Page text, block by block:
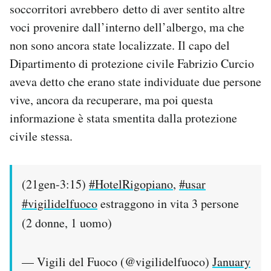
soccorritori avrebbero detto di aver sentito altre
voci provenire dall’interno dell’albergo, ma che
non sono ancora state localizzate. Il capo del
Dipartimento di protezione civile Fabrizio Curcio
aveva detto che erano state individuate due persone
vive, ancora da recuperare, ma poi questa
informazione è stata smentita dalla protezione
civile stessa.
(21gen-3:15) #HotelRigopiano, #usar
#vigilidelfuocoestraggono in vita 3 persone
(2 donne, 1 uomo)
— Vigili del Fuoco (@vigilidelfuoco) January